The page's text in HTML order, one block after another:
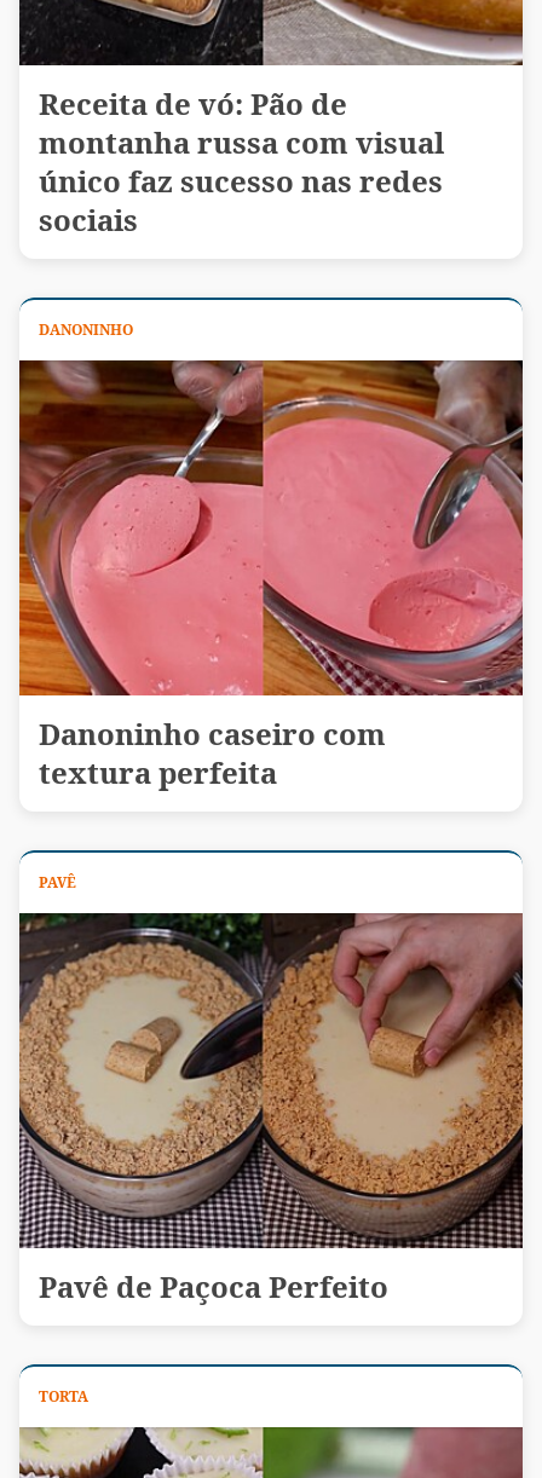
Receita de vó: Pão de
montanha russa com visual
único faz sucesso nas redes
sociais
DANONINHO
Danoninho caseiro com
textura perfeita
PAVÊ
Pavê de Paçoca Perfeito
TORTA